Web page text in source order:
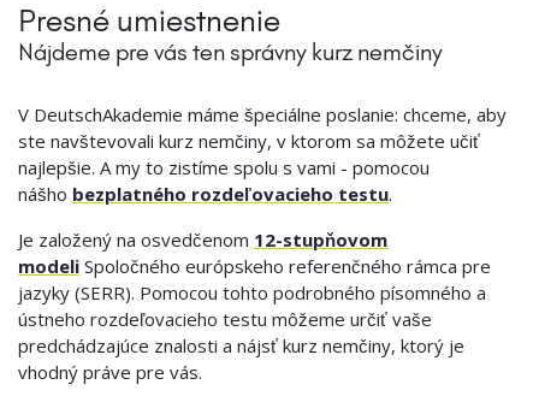
Presné umiestnenie
Nájdeme pre vás ten správny kurz nemčiny
V DeutschAkademie máme špeciálne poslanie: chceme, aby
ste navštevovali kurz nemčiny, v ktorom sa môžete učiť
najlepšie. A my to zistíme spolu s vami - pomocou
nášho bezplatného rozdeľovacieho testu.
Je založený na osvedčenom 12-stupňovom
modeli Spoločného európskeho referenčného rámca pre
jazyky (SERR). Pomocou tohto podrobného písomného a
ústneho rozdeľovacieho testu môžeme určiť vaše
predchádzajúce znalosti a nájsť kurz nemčiny, ktorý je
vhodný práve pre vás.